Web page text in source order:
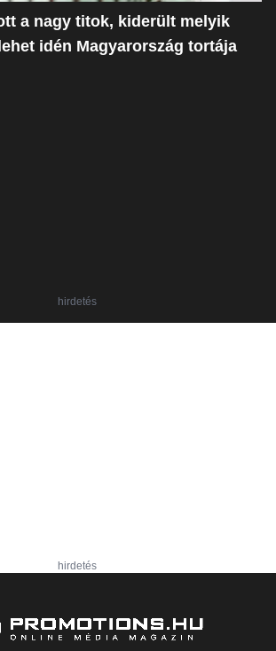
a nagy titok, kiderült melyik
idén Magyarország tortája
hirdetés
hirdetés